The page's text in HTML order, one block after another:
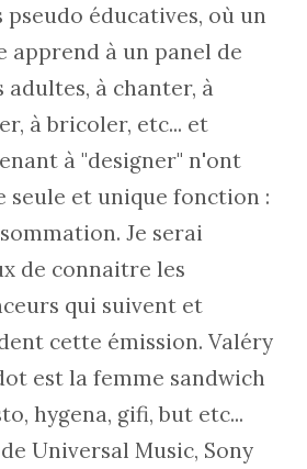
pseudo éducatives, où un
apprend à un panel de
adultes, à chanter, à
à bricoler, etc... et
à "designer" n'ont
seule et unique fonction :
Je serai
de connaitre les
qui suivent et
cette émission. Valéry
est la femme sandwich
hygena, gifi, but etc...
Universal Music, Sony